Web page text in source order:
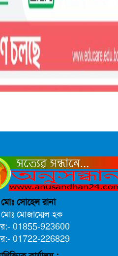
সোহেল রানা
মোজাম্মেল হক
01855-923600
01722-226829